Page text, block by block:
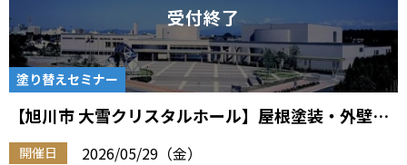
塗り替えセミナー
【旭川市 大雪クリスタルホール】屋根塗装・外壁塗
装『住宅塗り替え勉強会』（5/29 午後）
開催日 2026/05/29（金）